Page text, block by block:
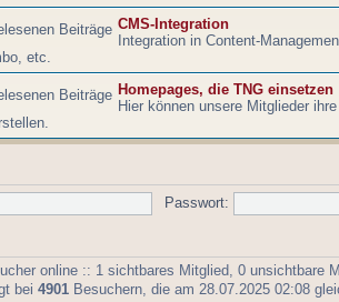
CMS-Integration
Integration in Content-
etc.
Homepages, die TNG einsetzen
Hier können unsere Mitglieder
Passwort:
online :: 1 sichtbares Mitglied, 0 unsichtbare
bei 4901 Besuchern, die am 28.07.2025 02:08